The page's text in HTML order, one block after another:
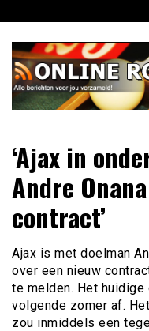
naar
inhoud
Online
verzameld
‘Ajax in
Andre
contract’
Ajax is met doelman
over een nieuw
te melden. Het
volgende zomer af.
zou inmiddels een